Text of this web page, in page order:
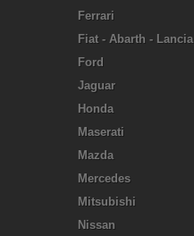
Ferrari
Fiat - Abarth - Lancia
Ford
Jaguar
Honda
Maserati
Mazda
Mercedes
Mitsubishi
Nissan